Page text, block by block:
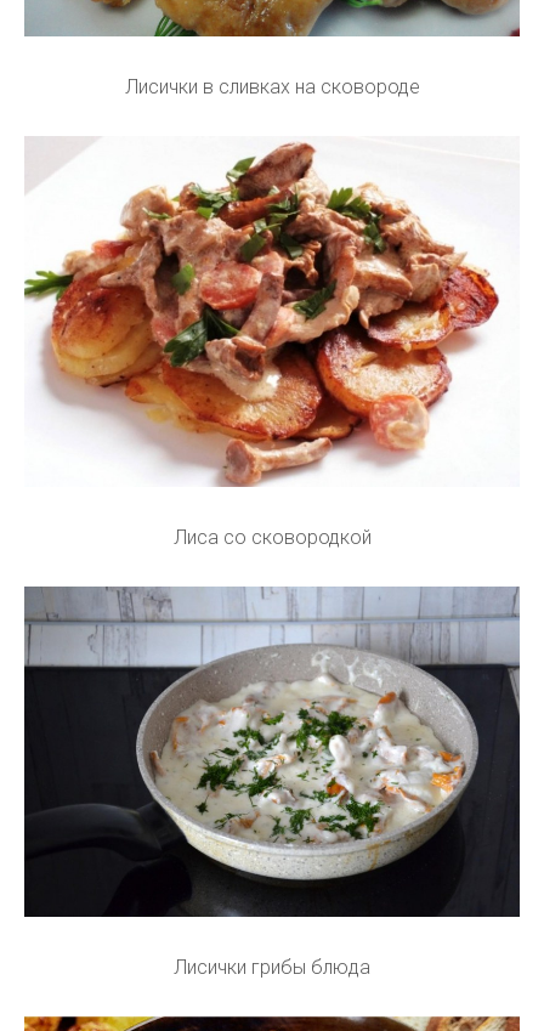
Лисички в сливках на сковороде
Лиса со сковородкой
Лисички грибы блюда